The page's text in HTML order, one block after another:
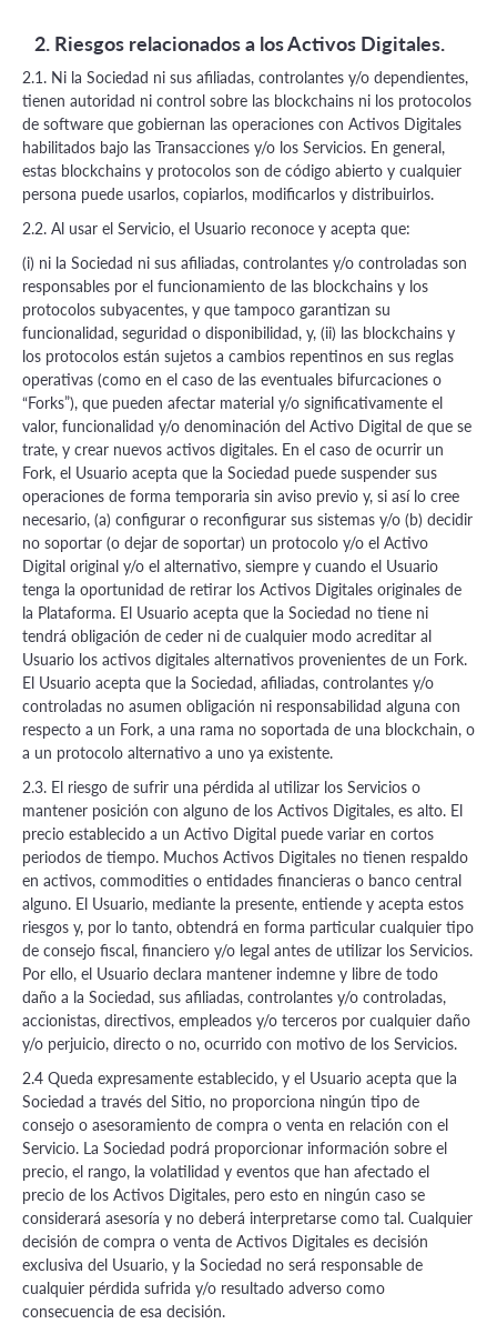
2. Riesgos relacionados a los Activos Digitales.
2.1. Ni la Sociedad ni sus afiliadas, controlantes y/o dependientes,
tienen autoridad ni control sobre las blockchains ni los protocolos
de software que gobiernan las operaciones con Activos Digitales
habilitados bajo las Transacciones y/o los Servicios. En general,
estas blockchains y protocolos son de código abierto y cualquier
persona puede usarlos, copiarlos, modificarlos y distribuirlos.
2.2. Al usar el Servicio, el Usuario reconoce y acepta que:
(i) ni la Sociedad ni sus afiliadas, controlantes y/o controladas son
responsables por el funcionamiento de las blockchains y los
protocolos subyacentes, y que tampoco garantizan su
funcionalidad, seguridad o disponibilidad, y, (ii) las blockchains y
los protocolos están sujetos a cambios repentinos en sus reglas
operativas (como en el caso de las eventuales bifurcaciones o
“Forks”), que pueden afectar material y/o significativamente el
valor, funcionalidad y/o denominación del Activo Digital de que se
trate, y crear nuevos activos digitales. En el caso de ocurrir un
Fork, el Usuario acepta que la Sociedad puede suspender sus
operaciones de forma temporaria sin aviso previo y, si así lo cree
necesario, (a) configurar o reconfigurar sus sistemas y/o (b) decidir
no soportar (o dejar de soportar) un protocolo y/o el Activo
Digital original y/o el alternativo, siempre y cuando el Usuario
tenga la oportunidad de retirar los Activos Digitales originales de
la Plataforma. El Usuario acepta que la Sociedad no tiene ni
tendrá obligación de ceder ni de cualquier modo acreditar al
Usuario los activos digitales alternativos provenientes de un Fork.
El Usuario acepta que la Sociedad, afiliadas, controlantes y/o
controladas no asumen obligación ni responsabilidad alguna con
respecto a un Fork, a una rama no soportada de una blockchain, o
a un protocolo alternativo a uno ya existente.
2.3. El riesgo de sufrir una pérdida al utilizar los Servicios o
mantener posición con alguno de los Activos Digitales, es alto. El
precio establecido a un Activo Digital puede variar en cortos
periodos de tiempo. Muchos Activos Digitales no tienen respaldo
en activos, commodities o entidades financieras o banco central
alguno. El Usuario, mediante la presente, entiende y acepta estos
riesgos y, por lo tanto, obtendrá en forma particular cualquier tipo
de consejo fiscal, financiero y/o legal antes de utilizar los Servicios.
Por ello, el Usuario declara mantener indemne y libre de todo
daño a la Sociedad, sus afiliadas, controlantes y/o controladas,
accionistas, directivos, empleados y/o terceros por cualquier daño
y/o perjuicio, directo o no, ocurrido con motivo de los Servicios.
2.4 Queda expresamente establecido, y el Usuario acepta que la
Sociedad a través del Sitio, no proporciona ningún tipo de
consejo o asesoramiento de compra o venta en relación con el
Servicio. La Sociedad podrá proporcionar información sobre el
precio, el rango, la volatilidad y eventos que han afectado el
precio de los Activos Digitales, pero esto en ningún caso se
considerará asesoría y no deberá interpretarse como tal. Cualquier
decisión de compra o venta de Activos Digitales es decisión
exclusiva del Usuario, y la Sociedad no será responsable de
cualquier pérdida sufrida y/o resultado adverso como
consecuencia de esa decisión.